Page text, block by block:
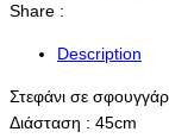
Share :
Description
Στεφάνι σε
Διάσταση : 45cm